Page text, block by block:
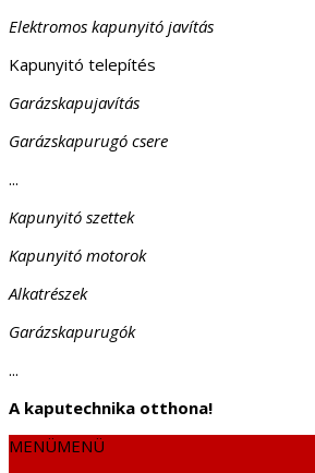
Elektromos kapunyitó javítás
Kapunyitó telepítés
Garázskapujavítás
Garázskapurugó csere
...
Kapunyitó szettek
Kapunyitó motorok
Alkatrészek
Garázskapurugók
...
A kaputechnika otthona!
MENÜMENÜ